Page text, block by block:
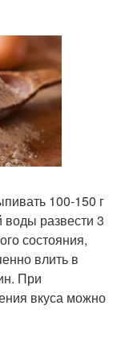
100-150 г
воды развести 3
состояния,
влить в
При
вкуса можно